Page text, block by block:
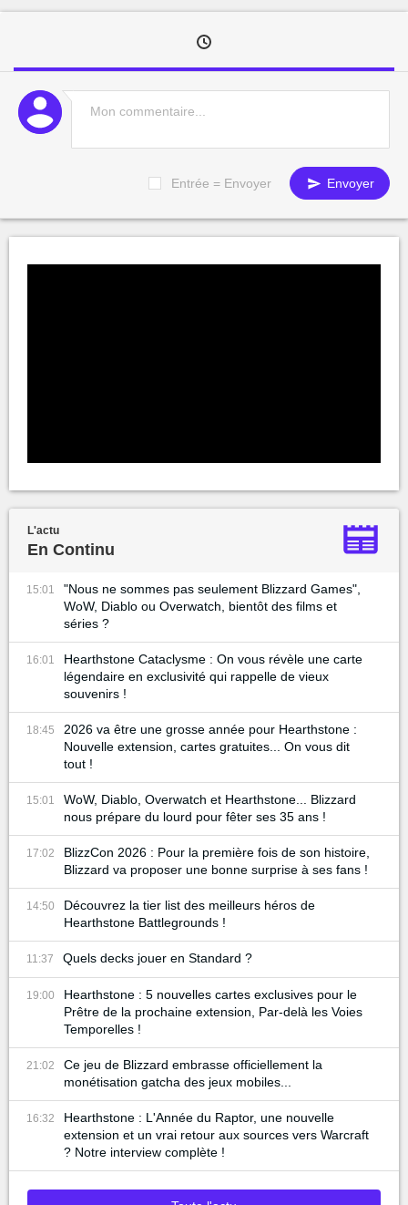
Entrée = Envoyer Envoyer
L'actu
En Continu
15:01
"Nous ne sommes pas seulement Blizzard Games",
WoW, Diablo ou Overwatch, bientôt des films et
séries ?
16:01
Hearthstone Cataclysme : On vous révèle une carte
légendaire en exclusivité qui rappelle de vieux
souvenirs !
18:45
2026 va être une grosse année pour Hearthstone :
Nouvelle extension, cartes gratuites... On vous dit
tout !
15:01
WoW, Diablo, Overwatch et Hearthstone... Blizzard
nous prépare du lourd pour fêter ses 35 ans !
17:02
BlizzCon 2026 : Pour la première fois de son histoire,
Blizzard va proposer une bonne surprise à ses fans !
14:50
Découvrez la tier list des meilleurs héros de
Hearthstone Battlegrounds !
11:37 Quels decks jouer en Standard ?
19:00
Hearthstone : 5 nouvelles cartes exclusives pour le
Prêtre de la prochaine extension, Par-delà les Voies
Temporelles !
21:02
Ce jeu de Blizzard embrasse officiellement la
monétisation gatcha des jeux mobiles...
16:32
Hearthstone : L'Année du Raptor, une nouvelle
extension et un vrai retour aux sources vers Warcraft
? Notre interview complète !